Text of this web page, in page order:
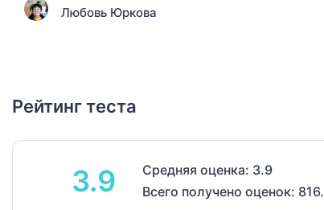
Любовь Юркова
Рейтинг теста
3.9
Средняя оценка: 3.9
Всего получено оценок: 816.